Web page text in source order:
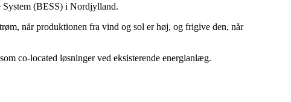
System (BESS) i Nordjylland.
når produktionen fra vind og sol er høj, og frigive den, når
co-located løsninger ved eksisterende energianlæg.